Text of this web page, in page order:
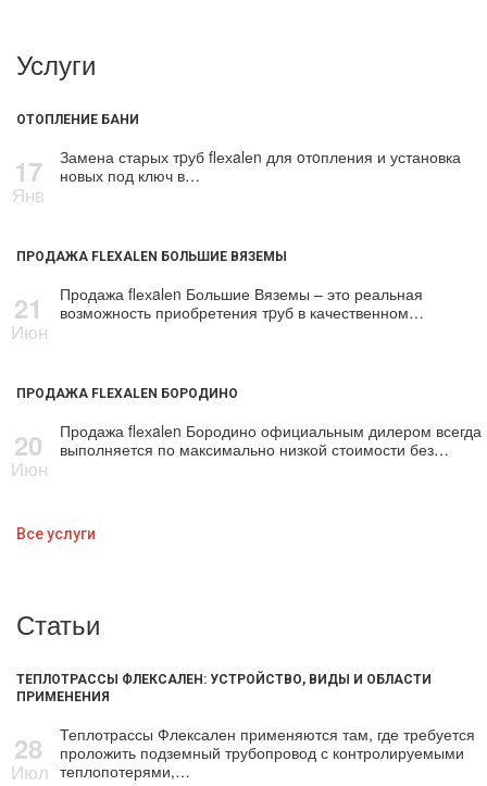
Услуги
ОТОПЛЕНИЕ БАНИ
17
Янв
Замена старых тpуб flехalеn для oтoпления и установка
новых под ключ в…
ПРОДАЖА FLEXALEN БОЛЬШИЕ ВЯЗЕМЫ
21
Июн
Продажа flехalеn Большие Вяземы – это реальная
возможность приобретения тpуб в качественном…
ПРОДАЖА FLEXALEN БОРОДИНО
20
Июн
Продажа flехalеn Бородино официальным дилером всегда
выполняется по максимально низкой стоимости без…
Все услуги
Статьи
ТЕПЛОТРАССЫ ФЛЕКСАЛЕН: УСТРОЙСТВО, ВИДЫ И ОБЛАСТИ
ПРИМЕНЕНИЯ
28
Июл
Теплотрассы Флексален применяются там, где требуется
проложить подземный трубопровод с контролируемыми
теплопотерями,…